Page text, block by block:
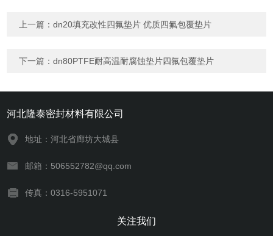
上一篇：dn20填充改性四氟垫片 优质四氟包覆垫片
下一篇：dn80PTFE耐高温耐腐蚀垫片四氟包覆垫片
河北隆泰密封材料有限公司
地址：河北省廊坊大城县
邮箱：506552782@qq.com
传真：0316-5951071
关注我们